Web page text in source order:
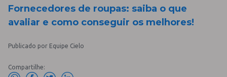
Fornecedores de roupas: saiba o que
avaliar e como conseguir os melhores!
Publicado por Equipe Cielo
Compartilhe: